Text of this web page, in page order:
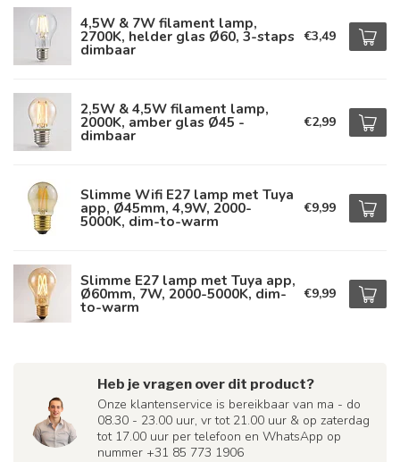
4,5W & 7W filament lamp,
2700K, helder glas Ø60, 3-staps
dimbaar
€3,49
2,5W & 4,5W filament lamp,
2000K, amber glas Ø45 -
dimbaar
€2,99
Slimme Wifi E27 lamp met Tuya
app, Ø45mm, 4,9W, 2000-
5000K, dim-to-warm
€9,99
Slimme E27 lamp met Tuya app,
Ø60mm, 7W, 2000-5000K, dim-
to-warm
€9,99
Heb je vragen over dit product?
Onze klantenservice is bereikbaar van ma - do
08.30 - 23.00 uur, vr tot 21.00 uur & op zaterdag
tot 17.00 uur per telefoon en WhatsApp op
nummer +31 85 773 1906